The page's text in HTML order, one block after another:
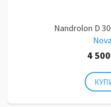
Nandrolon D
4